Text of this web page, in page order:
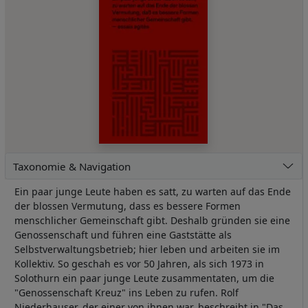
Taxonomie & Navigation
Ein paar junge Leute haben es satt, zu warten auf das Ende
der blossen Vermutung, dass es bessere Formen
menschlicher Gemeinschaft gibt. Deshalb gründen sie eine
Genossenschaft und führen eine Gaststätte als
Selbstverwaltungsbetrieb; hier leben und arbeiten sie im
Kollektiv. So geschah es vor 50 Jahren, als sich 1973 in
Solothurn ein paar junge Leute zusammentaten, um die
"Genossenschaft Kreuz" ins Leben zu rufen. Rolf